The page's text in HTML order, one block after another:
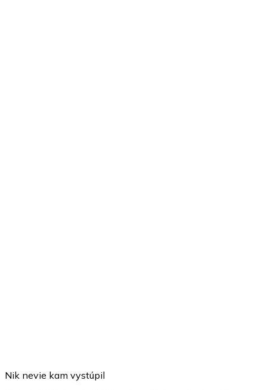
Nik nevie kam vystúpil